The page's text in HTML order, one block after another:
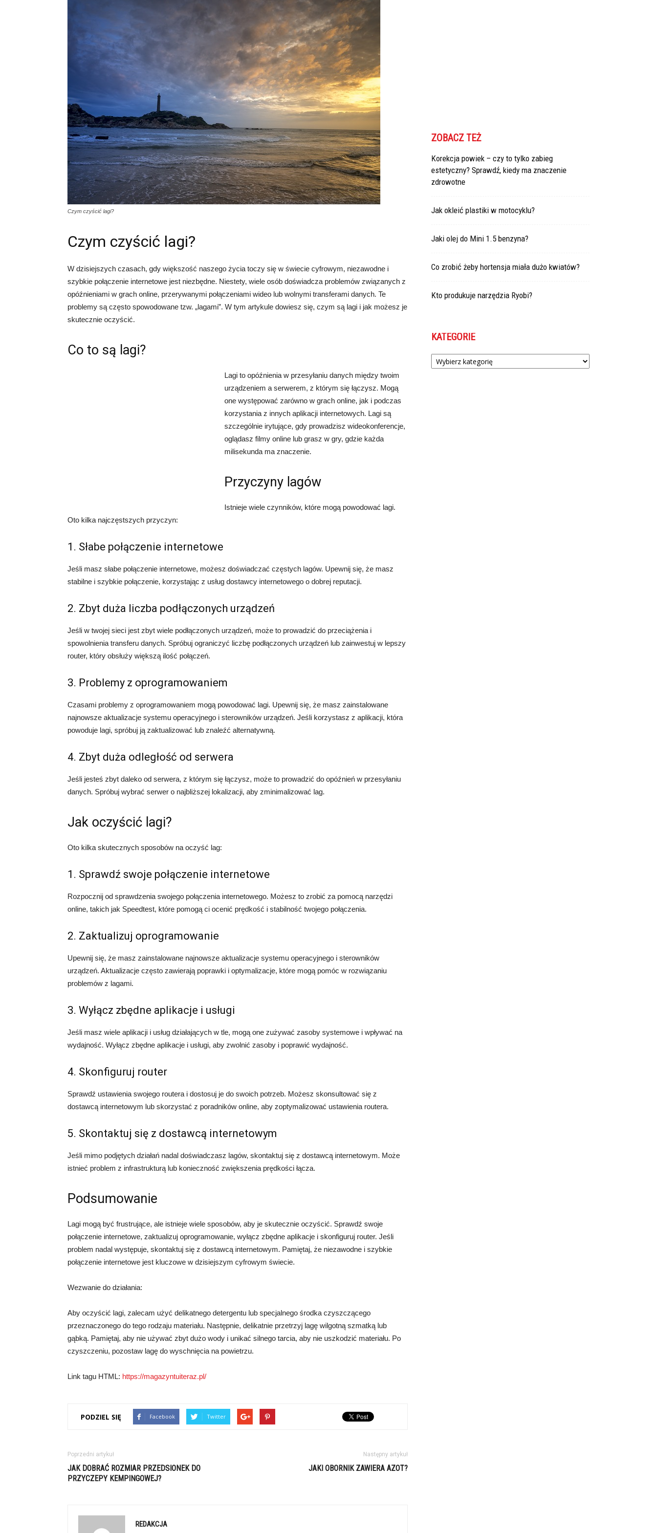
Czym czyścić lagi?
Czym czyścić lagi?
W dzisiejszych czasach, gdy większość naszego życia toczy się w świecie cyfrowym, niezawodne i
szybkie połączenie internetowe jest niezbędne. Niestety, wiele osób doświadcza problemów związanych z
opóźnieniami w grach online, przerywanymi połączeniami wideo lub wolnymi transferami danych. Te
problemy są często spowodowane tzw. „lagami”. W tym artykule dowiesz się, czym są lagi i jak możesz je
skutecznie oczyścić.
Co to są lagi?
Lagi to opóźnienia w przesyłaniu danych między twoim
urządzeniem a serwerem, z którym się łączysz. Mogą
one występować zarówno w grach online, jak i podczas
korzystania z innych aplikacji internetowych. Lagi są
szczególnie irytujące, gdy prowadzisz wideokonferencje,
oglądasz filmy online lub grasz w gry, gdzie każda
milisekunda ma znaczenie.
Przyczyny lagów
Istnieje wiele czynników, które mogą powodować lagi.
Oto kilka najczęstszych przyczyn:
1. Słabe połączenie internetowe
Jeśli masz słabe połączenie internetowe, możesz doświadczać częstych lagów. Upewnij się, że masz
stabilne i szybkie połączenie, korzystając z usług dostawcy internetowego o dobrej reputacji.
2. Zbyt duża liczba podłączonych urządzeń
Jeśli w twojej sieci jest zbyt wiele podłączonych urządzeń, może to prowadzić do przeciążenia i
spowolnienia transferu danych. Spróbuj ograniczyć liczbę podłączonych urządzeń lub zainwestuj w lepszy
router, który obsłuży większą ilość połączeń.
3. Problemy z oprogramowaniem
Czasami problemy z oprogramowaniem mogą powodować lagi. Upewnij się, że masz zainstalowane
najnowsze aktualizacje systemu operacyjnego i sterowników urządzeń. Jeśli korzystasz z aplikacji, która
powoduje lagi, spróbuj ją zaktualizować lub znaleźć alternatywną.
4. Zbyt duża odległość od serwera
Jeśli jesteś zbyt daleko od serwera, z którym się łączysz, może to prowadzić do opóźnień w przesyłaniu
danych. Spróbuj wybrać serwer o najbliższej lokalizacji, aby zminimalizować lag.
Jak oczyścić lagi?
Oto kilka skutecznych sposobów na oczyść lag:
1. Sprawdź swoje połączenie internetowe
Rozpocznij od sprawdzenia swojego połączenia internetowego. Możesz to zrobić za pomocą narzędzi
online, takich jak Speedtest, które pomogą ci ocenić prędkość i stabilność twojego połączenia.
2. Zaktualizuj oprogramowanie
Upewnij się, że masz zainstalowane najnowsze aktualizacje systemu operacyjnego i sterowników
urządzeń. Aktualizacje często zawierają poprawki i optymalizacje, które mogą pomóc w rozwiązaniu
problemów z lagami.
3. Wyłącz zbędne aplikacje i usługi
Jeśli masz wiele aplikacji i usług działających w tle, mogą one zużywać zasoby systemowe i wpływać na
wydajność. Wyłącz zbędne aplikacje i usługi, aby zwolnić zasoby i poprawić wydajność.
4. Skonfiguruj router
Sprawdź ustawienia swojego routera i dostosuj je do swoich potrzeb. Możesz skonsultować się z
dostawcą internetowym lub skorzystać z poradników online, aby zoptymalizować ustawienia routera.
5. Skontaktuj się z dostawcą internetowym
Jeśli mimo podjętych działań nadal doświadczasz lagów, skontaktuj się z dostawcą internetowym. Może
istnieć problem z infrastrukturą lub konieczność zwiększenia prędkości łącza.
Podsumowanie
Lagi mogą być frustrujące, ale istnieje wiele sposobów, aby je skutecznie oczyścić. Sprawdź swoje
połączenie internetowe, zaktualizuj oprogramowanie, wyłącz zbędne aplikacje i skonfiguruj router. Jeśli
problem nadal występuje, skontaktuj się z dostawcą internetowym. Pamiętaj, że niezawodne i szybkie
połączenie internetowe jest kluczowe w dzisiejszym cyfrowym świecie.
Wezwanie do działania:
Aby oczyścić lagi, zalecam użyć delikatnego detergentu lub specjalnego środka czyszczącego
przeznaczonego do tego rodzaju materiału. Następnie, delikatnie przetrzyj lagę wilgotną szmatką lub
gąbką. Pamiętaj, aby nie używać zbyt dużo wody i unikać silnego tarcia, aby nie uszkodzić materiału. Po
czyszczeniu, pozostaw lagę do wyschnięcia na powietrzu.
Link tagu HTML: https://magazyntuiteraz.pl/
PODZIEL SIĘ Facebook Twitter
Poprzedni artykuł
JAK DOBRAĆ ROZMIAR PRZEDSIONEK DO
PRZYCZEPY KEMPINGOWEJ?
Następny artykuł
JAKI OBORNIK ZAWIERA AZOT?
REDAKCJA
ZOBACZ TEŻ
Korekcja powiek – czy to tylko zabieg
estetyczny? Sprawdź, kiedy ma znaczenie
zdrowotne
Jak okleić plastiki w motocyklu?
Jaki olej do Mini 1.5 benzyna?
Co zrobić żeby hortensja miała dużo kwiatów?
Kto produkuje narzędzia Ryobi?
KATEGORIE
Kategorie